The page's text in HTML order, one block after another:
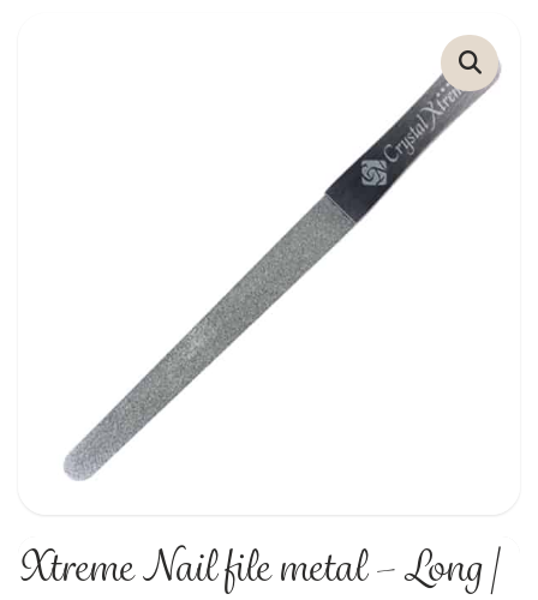
Xtreme Nail file metal – Long |